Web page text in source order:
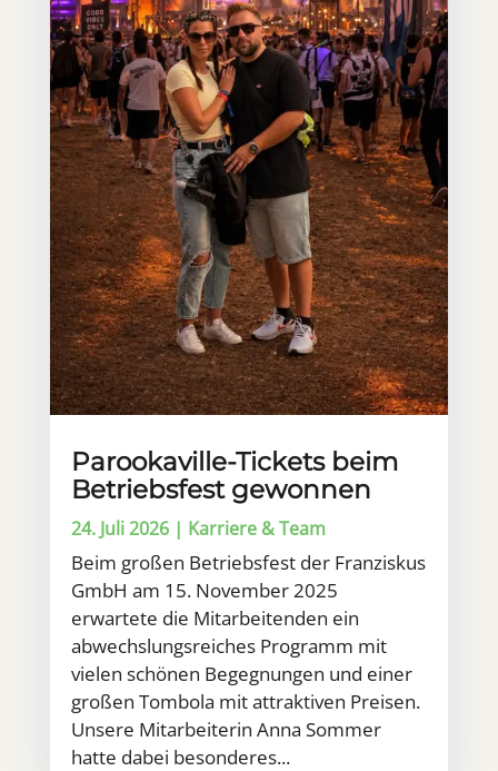
Parookaville-Tickets beim
Betriebsfest gewonnen
24. Juli 2026| Karriere & Team
Beim großen Betriebsfest der Franziskus
GmbH am 15. November 2025
erwartete die Mitarbeitenden ein
abwechslungsreiches Programm mit
vielen schönen Begegnungen und einer
großen Tombola mit attraktiven Preisen.
Unsere Mitarbeiterin Anna Sommer
hatte dabei besonderes...